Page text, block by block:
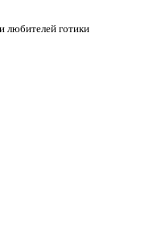
любителей готики